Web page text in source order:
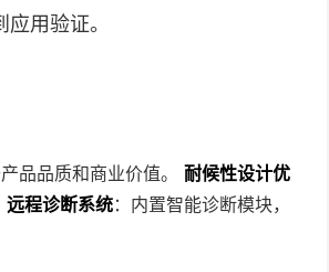
用验证。
品品质和商业价值。 耐候性设计优
远程诊断系统：内置智能诊断模块，